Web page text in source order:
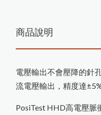
紅外線水分計
木材水分計
紙水分計
近赤外線NIR水分測定儀
近赤外線NIR成分分析儀
日本KETT 手持式膜厚計
美國PosiTector塗裝膜厚計
美國DeFelsko塗裝檢測儀器
電解式及其他膜厚計
英國RHOPOINT 光澤度計
色差分析儀器
粉體白度計
農產專用水分計
小型精米器Pearlest
精米白度計C-600
適期收割判定器OT-300
混凝土及水泥相關測試儀器
道路及瀝青相關檢測儀器
金屬探測器
鹽水噴霧試驗機
超音波測厚儀
拉拔試驗機
其他綜合儀器爐溫記錄器
紅外線測溫器
數字式溫度計
溫濕度計 / 露點計
法
渦電流膜厚計的測量原理
商品說明
電壓輸出不會壓降的針
流電壓輸出，精度達
PosiTest HHD高電壓脈